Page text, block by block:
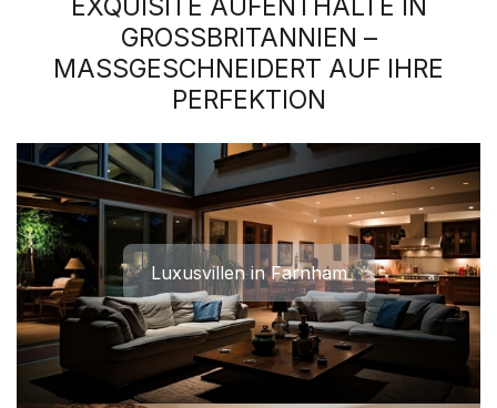
EXQUISITE AUFENTHALTE IN
GROSSBRITANNIEN –
MASSGESCHNEIDERT AUF IHRE
PERFEKTION
Luxusvillen in Farnham